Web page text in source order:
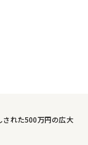
された500万円の広大